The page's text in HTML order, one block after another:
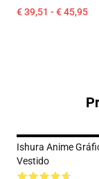
€ 39,51 - € 45,95
Ishura Anime
Vestido